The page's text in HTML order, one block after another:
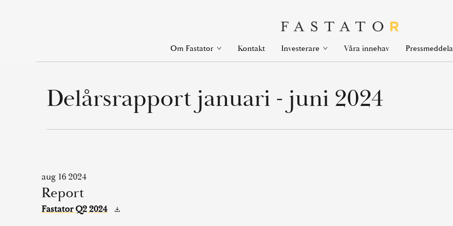
Om Fastator Open
Kontakt Investerare Open
Våra innehav
Delårsrapport januari - juni 2024
aug 16 2024
Report
Fastator Q2 2024